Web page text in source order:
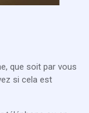
que soit par vous
si cela est